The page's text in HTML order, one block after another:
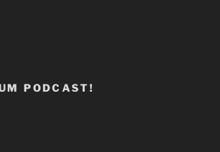
PODCAST!